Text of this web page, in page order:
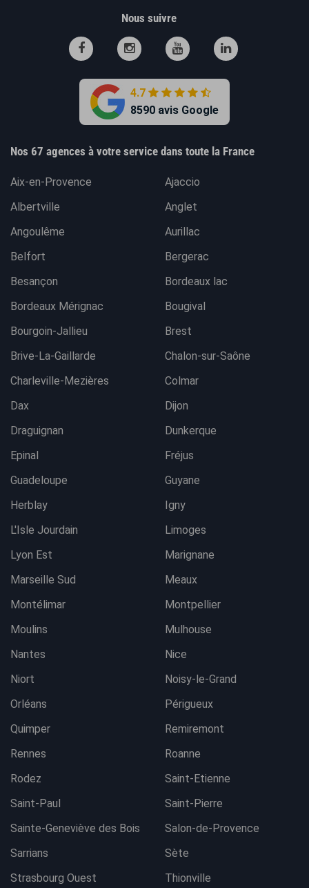
Nous suivre
4.7
8590 avis Google
Nos 67 agences à votre service dans toute la France
Aix-en-Provence
Ajaccio
Albertville
Anglet
Angoulême
Aurillac
Belfort
Bergerac
Besançon
Bordeaux lac
Bordeaux Mérignac
Bougival
Bourgoin-Jallieu
Brest
Brive-La-Gaillarde
Chalon-sur-Saône
Charleville-Mezières
Colmar
Dax
Dijon
Draguignan
Dunkerque
Epinal
Fréjus
Guadeloupe
Guyane
Herblay
Igny
L'Isle Jourdain
Limoges
Lyon Est
Marignane
Marseille Sud
Meaux
Montélimar
Montpellier
Moulins
Mulhouse
Nantes
Nice
Niort
Noisy-le-Grand
Orléans
Périgueux
Quimper
Remiremont
Rennes
Roanne
Rodez
Saint-Etienne
Saint-Paul
Saint-Pierre
Sainte-Geneviève des Bois
Salon-de-Provence
Sarrians
Sète
Strasbourg Ouest
Thionville